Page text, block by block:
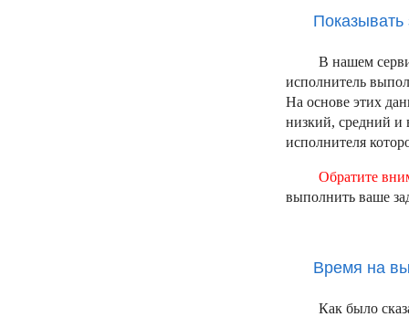
Показывать
В нашем
исполнитель
На основе этих
низкий, средний и
исполнителя
Обратите
выполнить ваше
Время на
Как было